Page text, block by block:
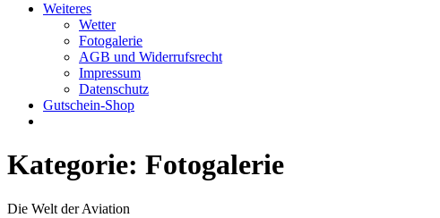
Weiteres
Wetter
Fotogalerie
AGB und Widerrufsrecht
Impressum
Datenschutz
Gutschein-Shop
Kategorie: Fotogalerie
Die Welt der Aviation